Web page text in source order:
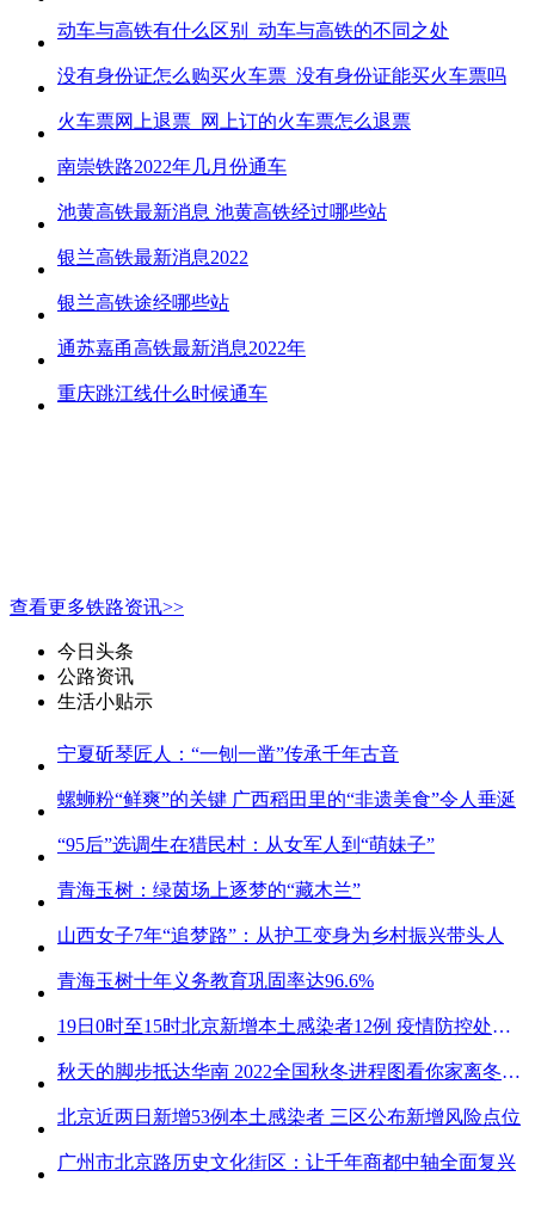
动车与高铁有什么区别_动车与高铁的不同之处
没有身份证怎么购买火车票_没有身份证能买火车票吗
火车票网上退票_网上订的火车票怎么退票
南崇铁路2022年几月份通车
池黄高铁最新消息 池黄高铁经过哪些站
银兰高铁最新消息2022
银兰高铁途经哪些站
通苏嘉甬高铁最新消息2022年
重庆跳江线什么时候通车
查看更多铁路资讯>>
今日头条
公路资讯
生活小贴示
宁夏斫琴匠人：“一刨一凿”传承千年古音
螺蛳粉“鲜爽”的关键 广西稻田里的“非遗美食”令人垂涎
“95后”选调生在猎民村：从女军人到“萌妹子”
青海玉树：绿茵场上逐梦的“藏木兰”
山西女子7年“追梦路”：从护工变身为乡村振兴带头人
青海玉树十年义务教育巩固率达96.6%
19日0时至15时北京新增本土感染者12例 疫情防控处关键时刻
秋天的脚步抵达华南 2022全国秋冬进程图看你家离冬天有多远
北京近两日新增53例本土感染者 三区公布新增风险点位
广州市北京路历史文化街区：让千年商都中轴全面复兴